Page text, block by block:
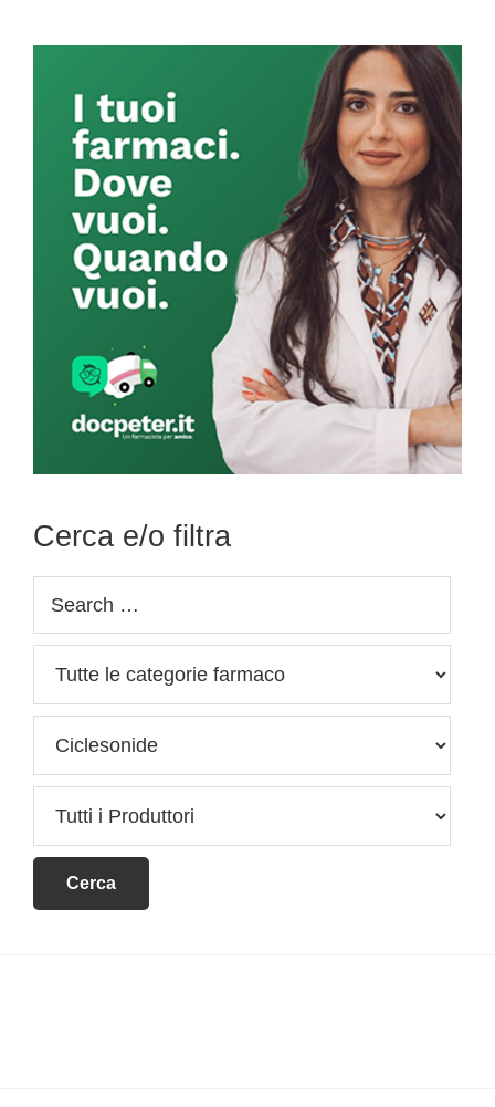
Sidebar
Cerca e/o filtra